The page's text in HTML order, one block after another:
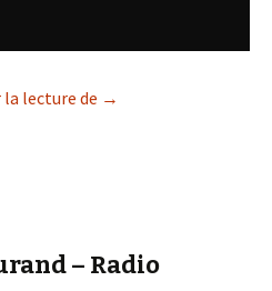
lecture de Alain Finkielkraut
→
– Radio